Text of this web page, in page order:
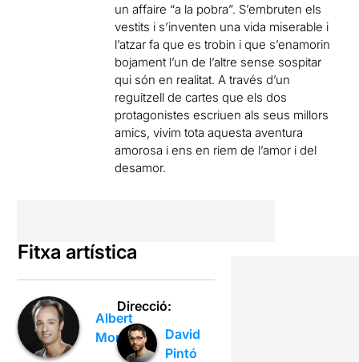
un affaire “a la pobra”. S’embruten els
vestits i s’inventen una vida miserable i
l’atzar fa que es trobin i que s’enamorin
bojament l’un de l’altre sense sospitar
qui són en realitat. A través d’un
reguitzell de cartes que els dos
protagonistes escriuen als seus millors
amics, vivim tota aquesta aventura
amorosa i ens en riem de l’amor i del
desamor.
Fitxa artística
Albert
Mora
Direcció:
David
Pintó